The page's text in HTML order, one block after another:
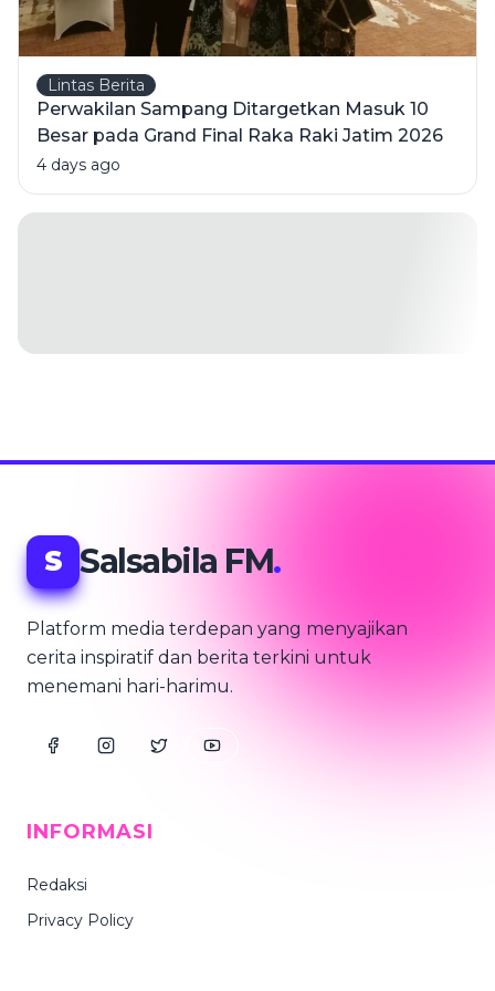
Lintas Berita
Perwakilan Sampang Ditargetkan Masuk 10
Besar pada Grand Final Raka Raki Jatim 2026
4 days ago
S Salsabila FM.
Platform media terdepan yang menyajikan
cerita inspiratif dan berita terkini untuk
menemani hari-harimu.
INFORMASI
Redaksi
Privacy Policy